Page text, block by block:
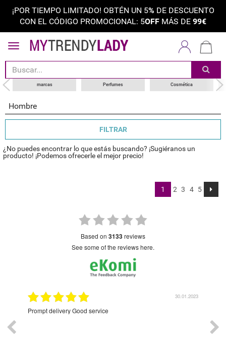
¡POR TIEMPO LIMITADO! OBTÉN UN 5%DE DESCUENTO
CON EL CÓDIGO PROMOCIONAL: 5OFF MÁS DE 99€
marcas Perfumes Cosmética
Hombre
ordenar por
categoría
choose your brand
FILTRAR
¿No puedes encontrar lo que estás buscando? ¡Sugiéranos un
producto! ¡Podemos ofrecerle el mejor precio!
1 2 3 4 5
based on 3133reviews
see some of the reviews here.
30.01.2023
Prompt delivery Good service